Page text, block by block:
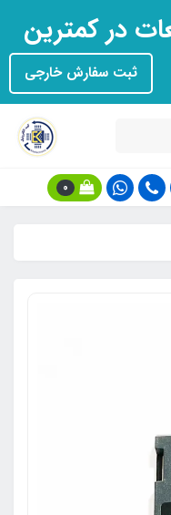
در کمترین
ثبت سفارش خارجی
0